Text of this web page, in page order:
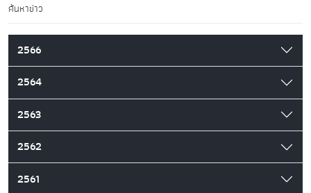
ค้นหาข่าว
2566
2564
2563
2562
2561